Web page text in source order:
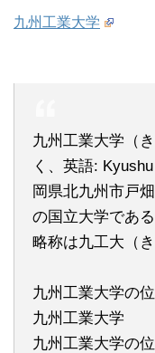
九州工業大学
九州工業大学（
く、英語:
岡県北九州市戸
の国立大学であ
略称は九工大（
九州工業大学の
九州工業大学
九州工業大学の